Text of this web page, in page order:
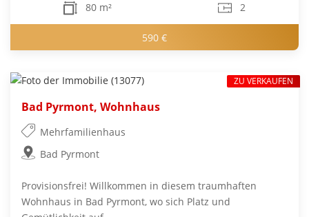
80 m² 2
590 €
Bad Pyrmont, Wohnhaus
Mehrfamilienhaus
Bad Pyrmont
Provisionsfrei! Willkommen in diesem traumhaften
Wohnhaus in Bad Pyrmont, wo sich Platz und
ZU VERKAUFEN